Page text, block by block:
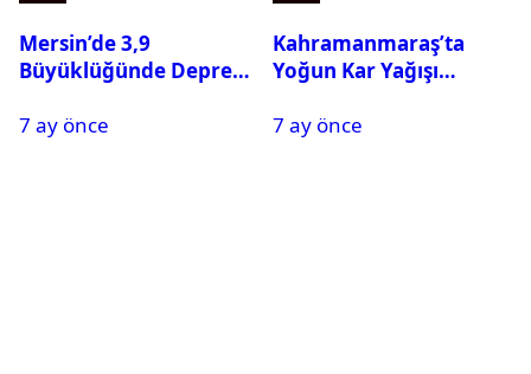
Mersin’de 3,9
Büyüklüğünde Deprem
7 ay önce
Kahramanmaraş’ta
Yoğun Kar Yağışı
Tatil
7 ay önce